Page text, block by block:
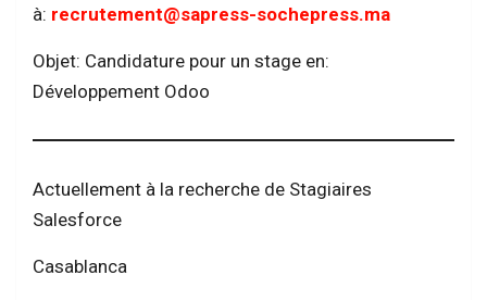
à: recrutement@sapress-sochepress.ma
Objet: Candidature pour un stage en:
Développement Odoo
Actuellement à la recherche de Stagiaires
Salesforce
Casablanca